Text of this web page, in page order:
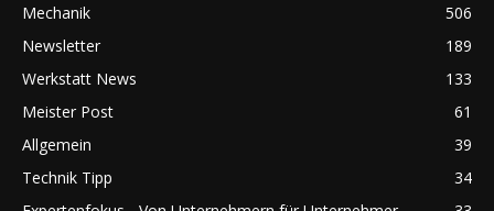
Mechanik
506
Newsletter
189
Werkstatt News
133
Meister Post
61
Allgemein
39
Technik Tipp
34